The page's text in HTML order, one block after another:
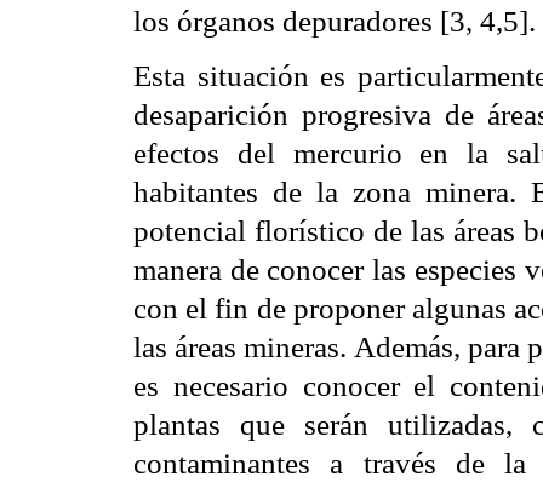
los órganos depuradores [3, 4,5].
Esta situación es
desaparición progresiva de
efectos del mercurio en la
habitantes de la zona minera.
potencial florístico de las áreas
manera de conocer las especies
con el fin de proponer algunas
las áreas mineras. Además,
es necesario conocer el
plantas que serán
contaminantes a través de la